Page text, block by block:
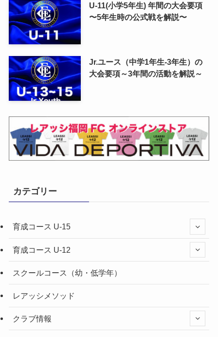
U-11(小学5年生) 年間の大会要項
〜5年生時の公式戦を解説〜
Jr.ユース（中学1年生-3年生）の
大会要項～3年間の活動を解説～
カテゴリー
育成コース U-15
育成コース U-12
スクールコース（幼・低学年）
レアッシメソッド
クラブ情報